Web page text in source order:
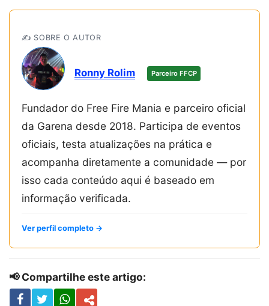
✍️ SOBRE O AUTOR
Ronny Rolim Parceiro FFCP
Fundador do Free Fire Mania e parceiro oficial
da Garena desde 2018. Participa de eventos
oficiais, testa atualizações na prática e
acompanha diretamente a comunidade — por
isso cada conteúdo aqui é baseado em
informação verificada.
Ver perfil completo →
📢 Compartilhe este artigo: